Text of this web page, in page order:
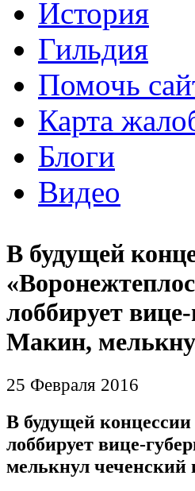
История
Гильдия
Помочь
Карта
Блоги
Видео
В будущей
лоббирует
Макин,
25 Февраля 2016
В будущей
лоббирует вице-
мелькнул чеченский